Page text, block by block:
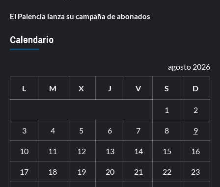
El Palencia lanza su campaña de abonados
Calendario
agosto 2026
L M X J V S D
1 2
3 4 5 6 7 8 9
10 11 12 13 14 15 16
17 18 19 20 21 22 23